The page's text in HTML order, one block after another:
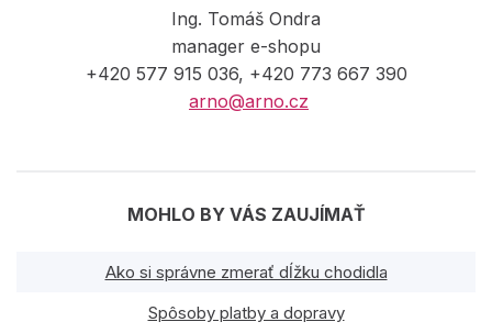
Ing. Tomáš Ondra
manager e-shopu
+420 577 915 036, +420 773 667 390
arno@arno.cz
MOHLO BY VÁS ZAUJÍMAŤ
Ako si správne zmerať dĺžku chodidla
Spôsoby platby a dopravy